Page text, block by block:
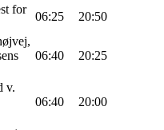
for
06:25 20:50
06:40 20:25
v.
06:40 20:00